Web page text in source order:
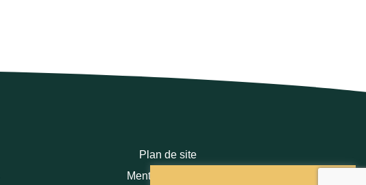
Plan de site
Mentions légales